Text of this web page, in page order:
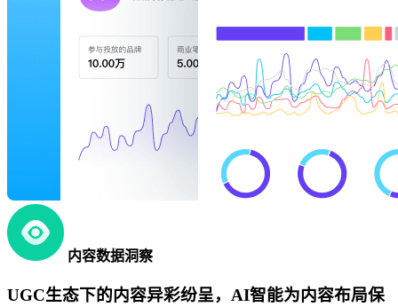
内容数据洞察
UGC生态下的内容异彩纷呈，AI智能为内容布局保